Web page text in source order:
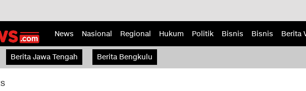
News Nasional Regional Hukum Politik Bisnis Bisnis Berita
Berita Jawa Tengah Berita Bengkulu